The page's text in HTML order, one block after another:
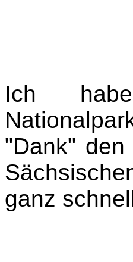
Ich
"Dank"
ganz